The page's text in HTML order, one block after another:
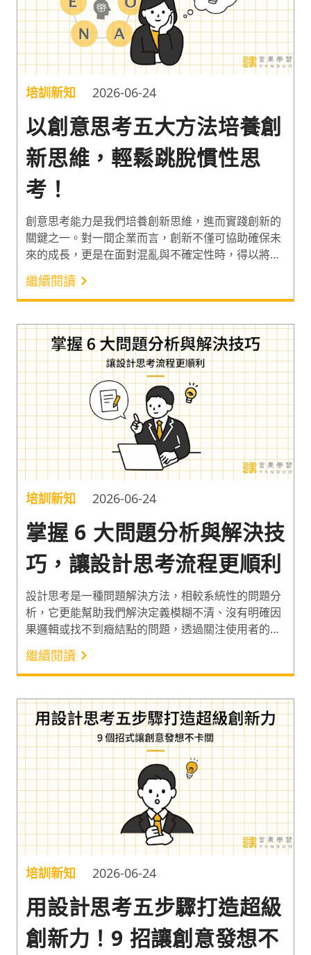
培訓新知 2026-06-24
以創意思考五大方法培養創
新思維，輕鬆跳脫慣性思
考！
創意思考能力是我們培養創新思維，進而實踐創新的
關鍵之一。對一間企業而言，創新不僅可協助確保未
來的成長，更是在面對混亂與不確定性時，得以將危
機化為轉機的重要能力。研究顯示，頂尖創新者的產
品滿足客戶需求的可能性，是創新弱勢族群的 4.5 倍
¹。因此以下分享創意思考五大方法，和應用這些方法
的創意思考例子。一起了解如何利用創意思考，培養
跳脫慣性思考的創新思維吧！
繼續閱讀
培訓新知 2026-06-24
掌握 6 大問題分析與解決技
巧，讓設計思考流程更順利
設計思考是一種問題解決方法，相較系統性的問題分
析，它更能幫助我們解決定義模糊不清、沒有明確因
果邏輯或找不到癥結點的問題，透過關注使用者的需
求和體驗，發現新的商業機會和應用。研究也指出，
採用設計思考的高階主管多利用這個問題解決方法激
勵與授權員工進行創意思考、設計更好的產品改善客
戶體驗和銷售，以及改善業務策略等¹。以下分享設計
思考流程和 6 大問題分析與解決技巧，一起了解如何
利用設計思考，讓創新的實踐更順利吧！
繼續閱讀
培訓新知 2026-06-24
用設計思考五步驟打造超級
創新力！9 招讓創意發想不